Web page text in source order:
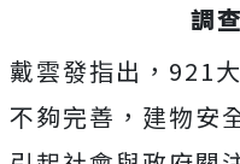
調
戴雲發指出，921
不夠完善，建物安